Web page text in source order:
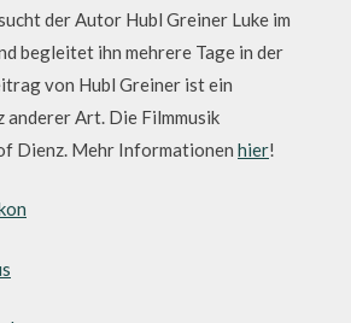
der Autor Hubl Greiner Luke im
begleitet ihn mehrere Tage in der
von Hubl Greiner ist ein
anderer Art. Die Filmmusik
Dienz. Mehr Informationen hier!